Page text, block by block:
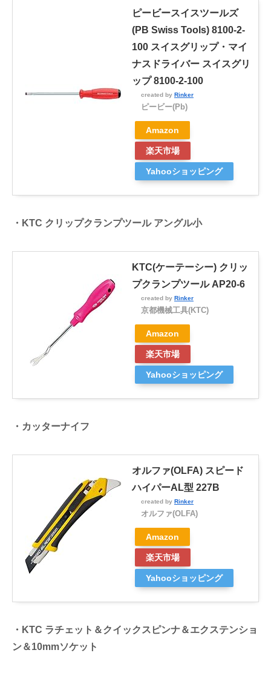
ピービースイスツールズ
(PB Swiss Tools) 8100-2-
100 スイスグリップ・マイ
ナスドライバー スイスグリ
ップ 8100-2-100
created by Rinker
ピービー(Pb)
Amazon
楽天市場
Yahooショッピング
・KTC クリップクランプツール アングル小
KTC(ケーテーシー) クリッ
プクランプツール AP20-6
created by Rinker
京都機械工具(KTC)
Amazon
楽天市場
Yahooショッピング
・カッターナイフ
オルファ(OLFA) スピード
ハイパーAL型 227B
created by Rinker
オルファ(OLFA)
Amazon
楽天市場
Yahooショッピング
・KTC ラチェット＆クイックスピンナ＆エクステンショ
ン＆10mmソケット